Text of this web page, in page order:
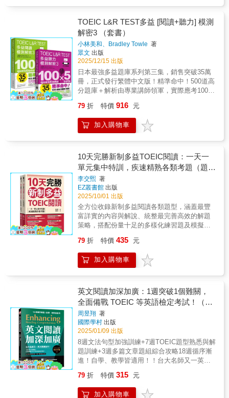
結合，幫你隨時隨地高效學習，輕鬆打造聽
技巧與速度，鞏固實際上場解題硬實力。Half
Test學完全書內容後，書末的50題Half Test囊
括PART 1至PART 4各類題型，編排更完全仿
照實際考題，讓你培養臨場手感，真正上場前
更有信心。全書題目中譯解析收錄了全書題目
中譯及詳盡解析，讀者可在做完練習本後對照
學習，以收事半功倍之效。先看中譯完全理解
題目內容，再研讀解析掌握解題邏輯與思路，
扎實打穩應試實力。
受好評，已經幫助各種程度的考生取得亮眼成
績。現在，為了讓考生更充足練習，同樣高規
格製作、考題精挑細選的《TOEIC L&R TEST
多益聽力模測解密3》、《TOEIC L&R TEST多
益閱讀模測解密3》登場了！本書的「試題本」
單獨裝訂，開本尺寸及編排，比照正式測驗格
式，考生練習時，最具臨場感！作者專業團隊
長期研究多益考試，累積龐大資料與題庫，因
此在「解答本」中，能夠精闢分析500道題目的
作答技巧，除了正確答案，同時針對選項詳細
開，信心大增！實際應考多益超過1000次，精
準命題！本書由教學團隊進場應試超過千次，
歸納分析最新的出題趨勢，編寫「100 x 5回」
Part 6「短文填空」以及Part 7 「閱讀測驗」。
題材多變不重複，讓考生演練實際上場的閱讀
測驗。直擊考生常見錯誤，全力把握分數！
Essence English School作為多益教育機構，
每日與大量考生接觸，完全理解考生答題時的
盲點。本書依照豐富的教學經驗，獨家歸納
Part 5～Part 7高分祕技、答題時間分配，並提
供精闢的題目解析，標示出題目類型，協助考
力。獨家答題「答對率」，找出弱點！每一題
試題解說皆附上「答對率」，為教師團隊長期
統計考生答對該題的比例。對於題目的難易度
及易犯錯誤，考生一目了然，可依此調整準備
方向。以「答案卡」練習畫卡，訓練作答方
式！許多考生平常做模擬試題時，沒有一併練
習畫答案卡，實際考試才發現加上畫卡竟然手
忙腳亂，大大影響作答時間和節奏！為了真實
還原考場答題情境，每回測驗附有答案卡，供
考生參照並練習畫卡手感。善用「分數預測
表」，自我評估！使用本書的「分數預測
表」，考生可掌握自我實力，並預估實際應考
分數，朝目標不斷進步。多益名師高度好評！
題目設計貼近實戰，幫助考生有效掌握考點，
是備考多益的首選用書！──Kirby Yang 50次多
益滿分名師《模測解密2》偏難但仿真，早已成
為準備衝860破900考生們的首選；集合原教師
TOEIC L&R TEST多益 [閱讀+聽力] 模測
解密3 （套書）
小林美和、Bradley Towle 著
眾文 出版
2025/12/15 出版
日本最強多益題庫系列第三集，銷售突破35萬
冊，正式發行繁體中文版！精準命中！500道高
分題庫＋解析由專業講師領軍，實際應考1000
高分的祕密！多益名校Essence English
School是日本第一的多益專門校，教師團隊每
月進場，累積超過1000次以上的應考經驗，完
受好評，已經幫助各種程度的考生取得亮眼成
績。現在，為了讓考生更充足練習，同樣高規
格製作、考題精挑細選的《TOEIC L&R TEST
多益聽力模測解密3》、《TOEIC L&R TEST多
益閱讀模測解密3》登場了！本書的「試題本」
單獨裝訂，開本尺寸及編排，比照正式測驗格
式，考生練習時，最具臨場感！作者專業團隊
長期研究多益考試，累積龐大資料與題庫，因
此在「解答本」中，能夠精闢分析500道題目的
作答技巧，除了正確答案，同時針對選項詳細
開，信心大增！《TOEIC L&R TEST多益閱讀
模測解密3》特色介紹實際應考多益超過1000
次，精準命題！本書由教學團隊進場應試超過
5回」共500題閱讀模測，涵蓋Part 5「單句填
空」、Part 6「短文填空」以及Part 7 「閱讀測
驗」。題材多變不重複，讓考生演練實際上場
的閱讀測驗。直擊考生常見錯誤，全力把握分
數！Essence English School作為多益教育機
構，每日與大量考生接觸，完全理解考生答題
時的盲點。本書依照豐富的教學經驗，獨家歸
納Part 5～Part 7高分祕技、答題時間分配，並
考生釐清考題關鍵，在75分鐘內徹底激發高分
實力。獨家答題「答對率」，找出弱點！每一
題試題解說皆附上「答對率」，為教師團隊長
79 折 特價 916 元
加入購物車
10天完勝新制多益TOEIC閱讀：一天一
單元集中特訓，疾速精熟各類考題（題本
＋解析雙書裝）
李交煕 著
EZ叢書館 出版
2025/10/01 出版
全方位收錄新制多益閱讀各類題型，涵蓋最豐
富詳實的內容與解說、統整最完善高效的解題
策略，搭配份量十足的多樣化練習題及模擬試
答思維及手感，一本在手即可全面迅速攻克所
有閱讀考題！本書特色【特色一】涵蓋多益閱
讀Part 5-Part 7所有題型，內容鉅細靡遺本書不
判斷準則與最快速準確的解題方法，幫助考生
掌握能得心應手作答的技巧、提高整體理解能
力，考題再如何變化也無需畏懼。【特色二】
必備應考技巧與大量豐富多元的實戰演練題直
接運用考題為範例進行講解、搭配取得10次多
益滿分15年教學專家的應試祕訣，以最直觀的
方式讓考生理解答題關鍵。於各類試題應用習
得的技巧不斷反覆練習，每天透過充裕的演練
逐步打下堅實基礎。【特色三】詳細簡潔的解
析與關鍵詞彙統整本套書共有兩本，分為題本
道題目的正確及錯誤選項進行精簡解說、標示
79 折 特價 435 元
加入購物車
英文閱讀加深加廣：1週突破1個難關，
全面備戰 TOEIC 等英語檢定考試！（附
QR碼線上音檔）
周昱翔 著
國際學村 出版
2025/01/09 出版
8週文法句型加強訓練+7週TOEIC題型熟悉與解
題訓練+3週多篇文章題組綜合攻略18週循序漸
進！自學、教學皆適用！！台大名師又一英語
礎，閱讀能力加深加廣！！專為正打算準備
TOEIC，及其他英文閱讀測驗的初試者設計掌
79 折 特價 315 元
加入購物車